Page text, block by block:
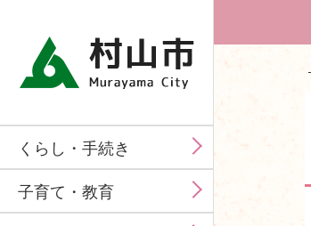
くらし・手続き
子育て・教育